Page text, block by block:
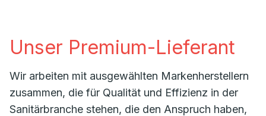
Unser Premium-Lieferant
Wir arbeiten mit ausgewählten Markenherstellern
zusammen, die für Qualität und Effizienz in der
Sanitärbranche stehen, die den Anspruch haben,